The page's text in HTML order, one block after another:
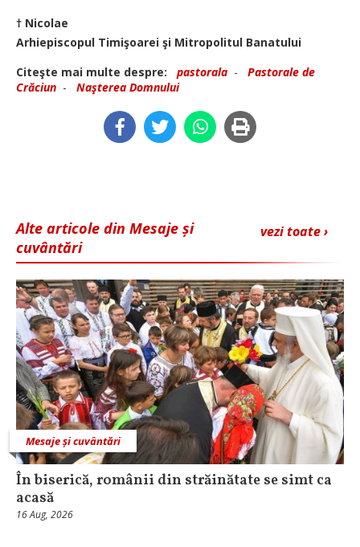
† Nicolae
Arhiepiscopul Timişoarei şi Mitropolitul Banatului
Citeşte mai multe despre:
pastorala - Pastorale de
Crăciun - Naşterea Domnului
vezi toate ›
Alte articole din Mesaje și
cuvântări
Mesaje și cuvântări
În biserică, românii din străinătate se simt ca
acasă
16 Aug, 2026